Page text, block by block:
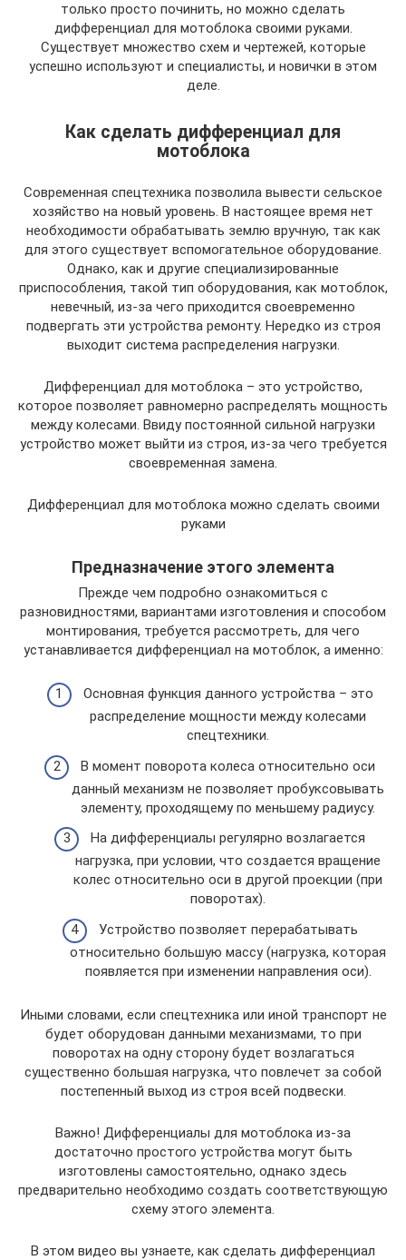
только просто починить, но можно сделать
дифференциал для мотоблока своими руками.
Существует множество схем и чертежей, которые
успешно используют и специалисты, и новички в этом
деле.
Как сделать дифференциал для
мотоблока
Современная спецтехника позволила вывести сельское
хозяйство на новый уровень. В настоящее время нет
необходимости обрабатывать землю вручную, так как
для этого существует вспомогательное оборудование.
Однако, как и другие специализированные
приспособления, такой тип оборудования, как мотоблок,
невечный, из-за чего приходится своевременно
подвергать эти устройства ремонту. Нередко из строя
выходит система распределения нагрузки.
Дифференциал для мотоблока – это устройство,
которое позволяет равномерно распределять мощность
между колесами. Ввиду постоянной сильной нагрузки
устройство может выйти из строя, из-за чего требуется
своевременная замена.
Дифференциал для мотоблока можно сделать своими
руками
Предназначение этого элемента
Прежде чем подробно ознакомиться с
разновидностями, вариантами изготовления и способом
монтирования, требуется рассмотреть, для чего
устанавливается дифференциал на мотоблок, а именно:
Основная функция данного устройства – это
распределение мощности между колесами
спецтехники.
В момент поворота колеса относительно оси
данный механизм не позволяет пробуксовывать
элементу, проходящему по меньшему радиусу.
На дифференциалы регулярно возлагается
нагрузка, при условии, что создается вращение
колес относительно оси в другой проекции (при
поворотах).
Устройство позволяет перерабатывать
относительно большую массу (нагрузка, которая
появляется при изменении направления оси).
Иными словами, если спецтехника или иной транспорт не
будет оборудован данными механизмами, то при
поворотах на одну сторону будет возлагаться
существенно большая нагрузка, что повлечет за собой
постепенный выход из строя всей подвески.
Важно! Дифференциалы для мотоблока из-за
достаточно простого устройства могут быть
изготовлены самостоятельно, однако здесь
предварительно необходимо создать соответствующую
схему этого элемента.
В этом видео вы узнаете, как сделать дифференциал